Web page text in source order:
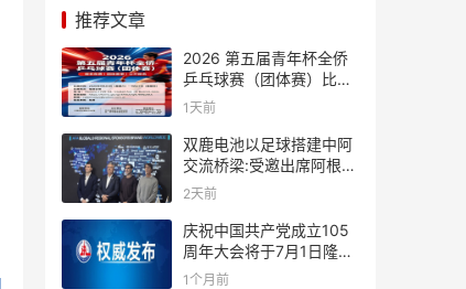
推荐文章
2026 第五届青年杯全侨
乒乓球赛（团体赛）比赛
规则
1天前
双鹿电池以足球搭建中阿
交流桥梁:受邀出席阿根廷
足协赞助商招待会！
2天前
庆祝中国共产党成立105
周年大会将于7月1日隆重
举行
1个月前